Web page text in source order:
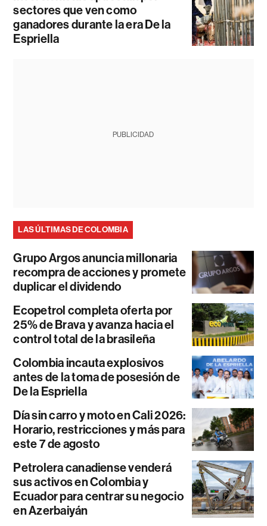
sectores que ven como
ganadores durante la era De la
Espriella
PUBLICIDAD
LAS ÚLTIMAS DE COLOMBIA
Grupo Argos anuncia millonaria
recompra de acciones y promete
duplicar el dividendo
Ecopetrol completa oferta por
25% de Brava y avanza hacia el
control total de la brasileña
Colombia incauta explosivos
antes de la toma de posesión de
De la Espriella
Día sin carro y moto en Cali 2026:
Horario, restricciones y más para
este 7 de agosto
Petrolera canadiense venderá
sus activos en Colombia y
Ecuador para centrar su negocio
en Azerbaiyán